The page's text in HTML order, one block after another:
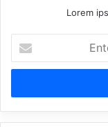
Lorem
your
Email